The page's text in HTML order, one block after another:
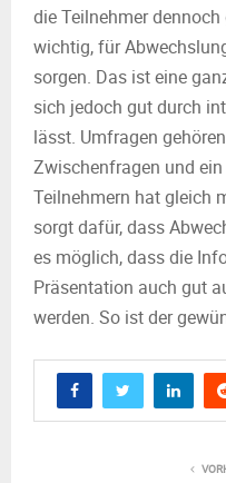
die Teilnehmer
wichtig, für
sorgen. Das ist eine
sich jedoch gut durch
lässt. Umfragen
Zwischenfragen und
Teilnehmern hat gleich
sorgt dafür, dass
es möglich, dass die
Präsentation auch gut
werden. So ist der